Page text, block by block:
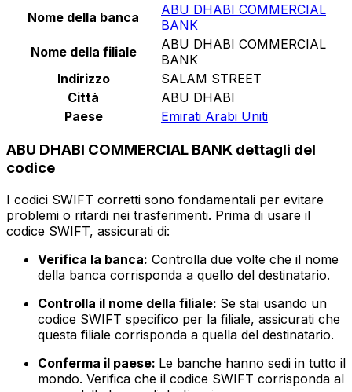
Nome della banca
ABU DHABI COMMERCIAL
BANK
Nome della filiale
ABU DHABI COMMERCIAL
BANK
Indirizzo
SALAM STREET
Città
ABU DHABI
Paese
Emirati Arabi Uniti
ABU DHABI COMMERCIAL BANK dettagli del
codice
I codici SWIFT corretti sono fondamentali per evitare
problemi o ritardi nei trasferimenti. Prima di usare il
codice SWIFT, assicurati di:
Verifica la banca: Controlla due volte che il nome
della banca corrisponda a quello del destinatario.
Controlla il nome della filiale: Se stai usando un
codice SWIFT specifico per la filiale, assicurati che
questa filiale corrisponda a quella del destinatario.
Conferma il paese: Le banche hanno sedi in tutto il
mondo. Verifica che il codice SWIFT corrisponda al